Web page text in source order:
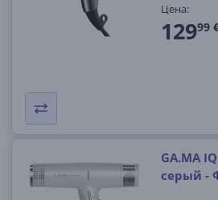
Цена:
12999
GA.MA
серый -